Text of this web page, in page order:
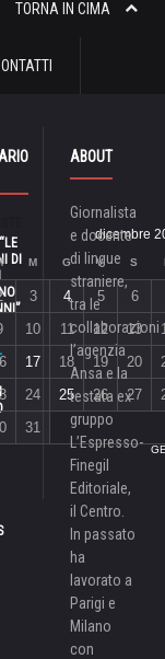
TORNA IN CIMA
DI
dicembre
M G V S
3 4 5 6
10 11 12 13
17 18 19 20
24 25 26 27
31
ABOUT
Giornalista
e docente
di lingue
straniere,
tra le
collaborazioni
l’agenzia
Ansa e la
testata ex
gruppo
L’Espresso-
Finegil
Editoriale,
il Centro.
In passato
ha
lavorato a
Parigi e
Milano
con